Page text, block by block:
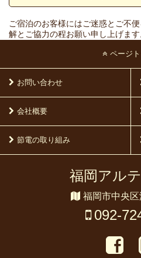
ご宿泊のお客様にはご迷惑とご不
解とご協力の程お願い申し上げます
ページ
お問い合わせ
会社概要
節電の取り組み
福岡アル
福岡市中央
092-